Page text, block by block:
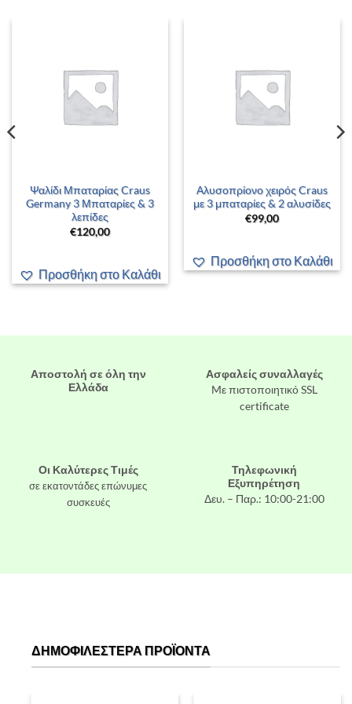
Ψαλίδι Μπαταρίας Craus
Germany 3 Μπαταρίες & 3
λεπίδες
€120,00
Προσθήκη στο Καλάθι
Αλυσοπρίονο χειρός Craus
με 3 μπαταρίες & 2 αλυσίδες
€99,00
Προσθήκη στο Καλάθι
Αποστολή σε όλη την
Ελλάδα
Ασφαλείς συναλλαγές
Mε πιστοποιητικό SSL
certificate
Οι Καλύτερες Τιμές
σε εκατοντάδες επώνυμες
συσκευές
Τηλεφωνική
Εξυπηρέτηση
Δευ. – Παρ.: 10:00-21:00
ΔΗΜΟΦΙΛΈΣΤΕΡΑ ΠΡΟΪΌΝΤΑ